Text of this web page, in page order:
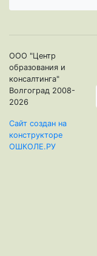
ООО "Центр
образования и
консалтинга"
Волгоград 2008-
2026
Сайт создан на
конструкторе
ОШКОЛЕ.РУ